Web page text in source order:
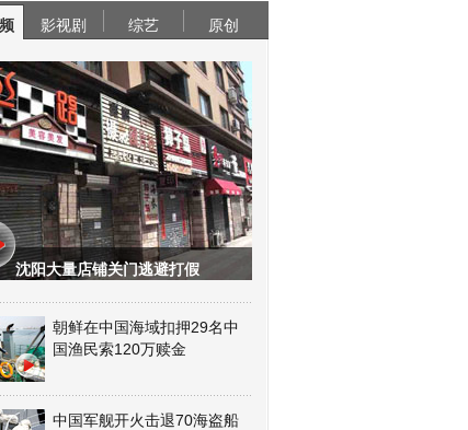
影视剧 综艺 原创
沈阳大量店铺关门逃避打假
朝鲜在中国海域扣押29名中
国渔民索120万赎金
中国军舰开火击退70海盗船